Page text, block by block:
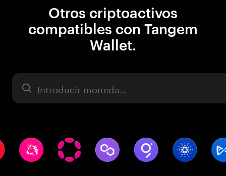
Otros criptoactivos
compatibles con Tangem
Wallet.
Activo